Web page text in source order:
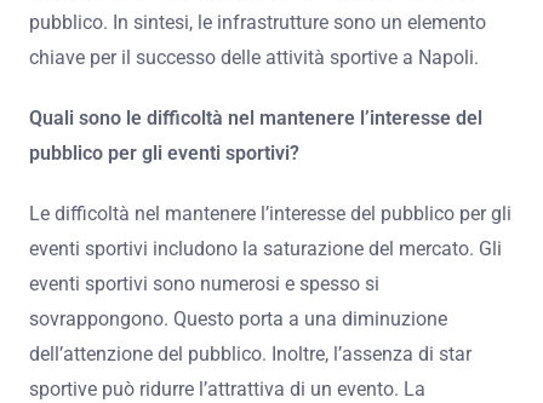
pubblico. In sintesi, le infrastrutture sono un elemento
chiave per il successo delle attività sportive a Napoli.
Quali sono le difficoltà nel mantenere l’interesse del
pubblico per gli eventi sportivi?
Le difficoltà nel mantenere l’interesse del pubblico per gli
eventi sportivi includono la saturazione del mercato. Gli
eventi sportivi sono numerosi e spesso si
sovrappongono. Questo porta a una diminuzione
dell’attenzione del pubblico. Inoltre, l’assenza di star
sportive può ridurre l’attrattiva di un evento. La